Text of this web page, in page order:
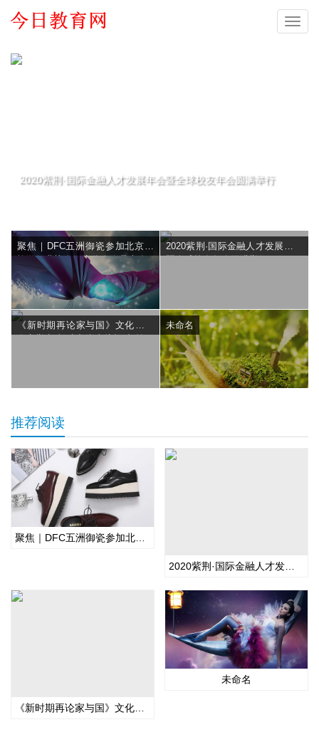
导
2020紫荆·国际金融人才发展年会暨全球校友年会圆满举行
聚焦｜DFC五洲御瓷参加北京市
旅游行业协会饭店分会会员大会
2020紫荆·国际金融人才发展年会
《新时期再论家与国》文化论坛
未命名
推荐阅读
未命名